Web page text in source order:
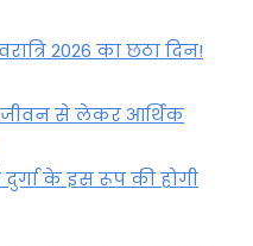
2026 का छठा दिन!
जीवन से लेकर आर्थिक
दुर्गा के इस रूप की होगी